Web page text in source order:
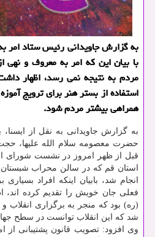
به گزارش جاویدانی رئیس ستاد امر
با بیان این كه امر به معروف و
مردم به نتیجه نمی رسد، اظهار
استفاده از بستر هنر برای ترویج
همراهی بیشتر مردم شود.
به گزارش جاویدانی به نقل از ایسنا،
حضرت معصومه سلام الله علیها،
قبل از ظهر امروز در نشست شورای
استان قم كه در سالن محراب
انجام شد، بابیان اینكه افراد
فعلی جان خویش را تقدیم كرده اند،
(ره) بود كه منجر به برگزاری
شد كه این انقلاب توانست در سطح
وی افزود: تصویب قانون پشتیبانی از